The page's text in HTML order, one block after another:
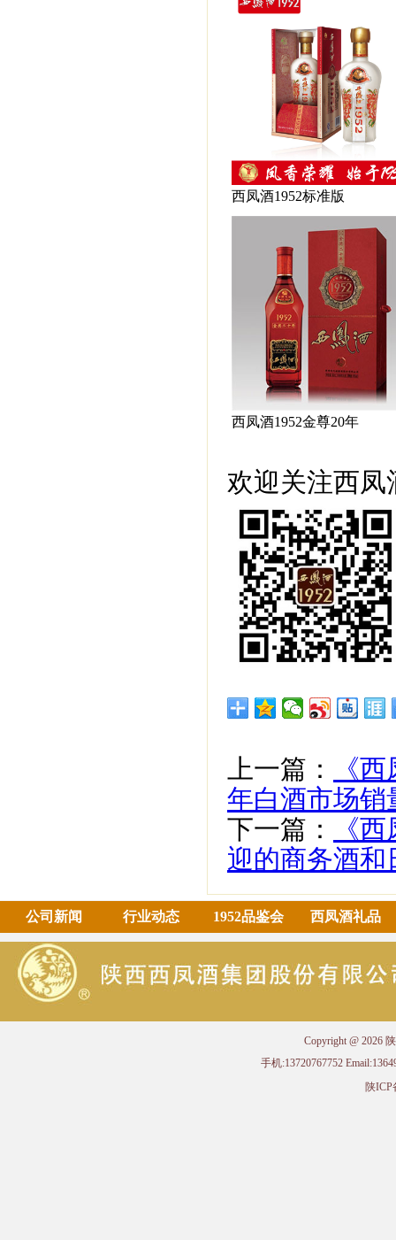
西凤酒1952标准版
西凤酒1952金尊20年
欢迎关注西凤
上一篇：
《
年白酒市场销
下一篇：
《
迎的商务酒和
公司新闻 行业动态 1952品鉴会 西凤酒礼品
Copyright @ 2026
手机:13720767752
陕ICP